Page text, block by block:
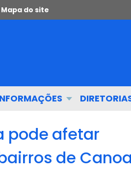
Mapa do site
pode afetar
de